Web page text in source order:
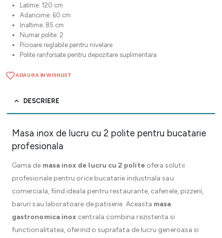
Latime: 120 cm
Adancime: 60 cm
Inaltime: 85 cm
Numar polite: 2
Picioare reglabile pentru nivelare
Polite ranforsate pentru depozitare suplimentara
ADAUGA IN WISHLIST
DESCRIERE
Masa inox de lucru cu 2 polite pentru bucatarie
profesionala
Gama de masa inox de lucru cu 2 polite ofera solutii
profesionale pentru orice bucatarie industriala sau
comerciala, fiind ideala pentru restaurante, cafenele, pizzerii,
baruri sau laboratoare de patiserie. Aceasta masa
gastronomica inox centrala combina rezistenta si
functionalitatea, oferind o suprafata de lucru generoasa si